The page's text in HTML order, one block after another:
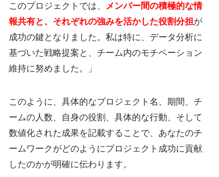
このプロジェクトでは、
メンバー間の積極的な情
報共有と、それぞれの強みを活かした役割分担が
成功の鍵となりました。私は特に、データ分析に
基づいた戦略提案と、チーム内のモチベーション
維持に努めました。」
このように、具体的なプロジェクト名、期間、チ
ームの人数、自身の役割、具体的な行動、そして
数値化された成果を記載することで、あなたのチ
ームワークがどのようにプロジェクト成功に貢献
したのかが明確に伝わります。